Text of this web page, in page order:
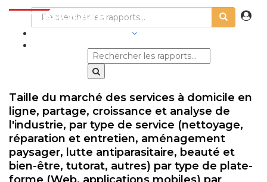
Taille du marché des services à domicile en
ligne, partage, croissance et analyse de
l'industrie, par type de service (nettoyage,
réparation et entretien, aménagement
paysager, lutte antiparasitaire, beauté et
bien-être, tutorat, autres) par type de plate-